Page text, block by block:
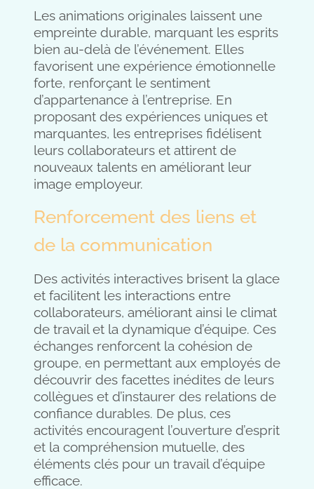
Les animations originales laissent une
empreinte durable, marquant les esprits
bien au-delà de l’événement. Elles
favorisent une expérience émotionnelle
forte, renforçant le sentiment
d’appartenance à l’entreprise. En
proposant des expériences uniques et
marquantes, les entreprises fidélisent
leurs collaborateurs et attirent de
nouveaux talents en améliorant leur
image employeur.
Renforcement des liens et
de la communication
Des activités interactives brisent la glace
et facilitent les interactions entre
collaborateurs, améliorant ainsi le climat
de travail et la dynamique d’équipe. Ces
échanges renforcent la cohésion de
groupe, en permettant aux employés de
découvrir des facettes inédites de leurs
collègues et d’instaurer des relations de
confiance durables. De plus, ces
activités encouragent l’ouverture d’esprit
et la compréhension mutuelle, des
éléments clés pour un travail d’équipe
efficace.